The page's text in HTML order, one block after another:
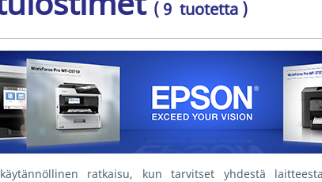
( 9 tuotetta )
ratkaisu, kun tarvitset yhdestä